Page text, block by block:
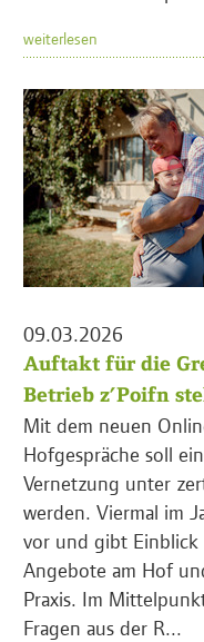
weiterlesen
09.03.2026
Auftakt für die
Betrieb z’Poifn
Mit dem neuen
Hofgespräche soll
Vernetzung unter
werden. Viermal im
vor und gibt
Angebote am Hof
Praxis. Im
Fragen aus der R...